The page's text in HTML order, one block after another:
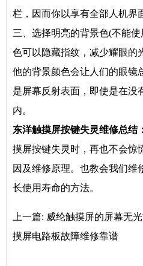
栏，因而你以享有全部人机界
三、选择明亮的背景色(不能
色可以隐藏指纹，减少耀眼的
他的背景颜色会让人们的眼镜
是屏幕反射表面，即使是在没
内。
东洋触摸屏按键失灵维修总结：
摸屏按键失灵时，再也不会惊
因及维修原理。也教会我们维
长使用寿命的方法。
上一篇: 威纶触摸屏的屏幕无
摸屏电路板故障维修靠谱